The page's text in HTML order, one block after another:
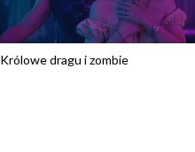
Królowe dragu i zombie